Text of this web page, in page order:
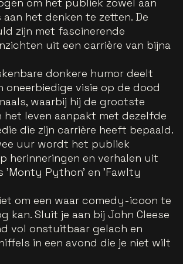
het denken te zetten. De
zijn met fascinerende
uit een carrière van bijna
donkere humor deelt
oneerbiedige visie op de dood
waarbij hij de grootste
het leven aanpakt met dezelfde
die zijn carrière heeft bepaald.
uur wordt het publiek
herinneringen en verhalen uit
'Monty Python' en 'Fawlty
om een waar comedy-icoon te
kan. Sluit je aan bij John Cleese
vol onstuitbaar gelach en
in een avond die je niet wilt